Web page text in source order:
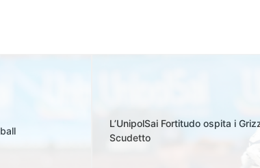
L’UnipolSai Fortitudo ospita i
Scudetto